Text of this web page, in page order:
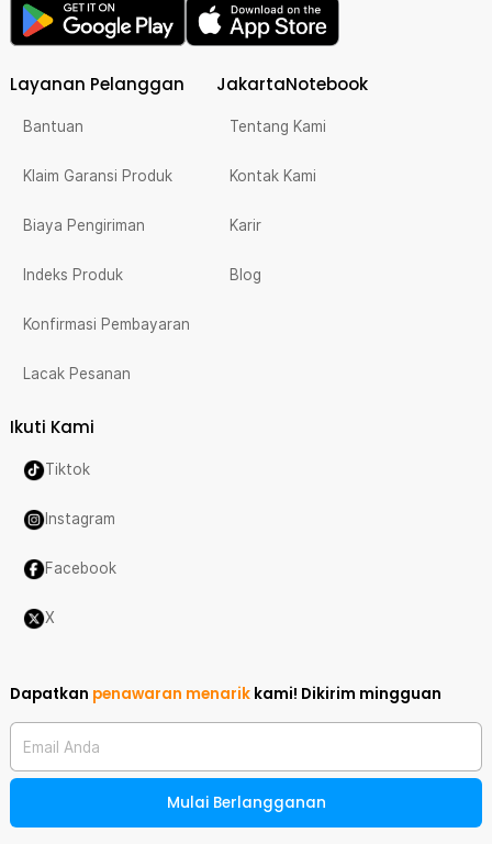
Layanan Pelanggan
Bantuan
Klaim Garansi Produk
Biaya Pengiriman
Indeks Produk
Konfirmasi Pembayaran
Lacak Pesanan
JakartaNotebook
Tentang Kami
Kontak Kami
Karir
Blog
Ikuti Kami
Tiktok
Instagram
Facebook
X
Dapatkan penawaran menarik kami! Dikirim mingguan
Email Anda
Mulai Berlangganan